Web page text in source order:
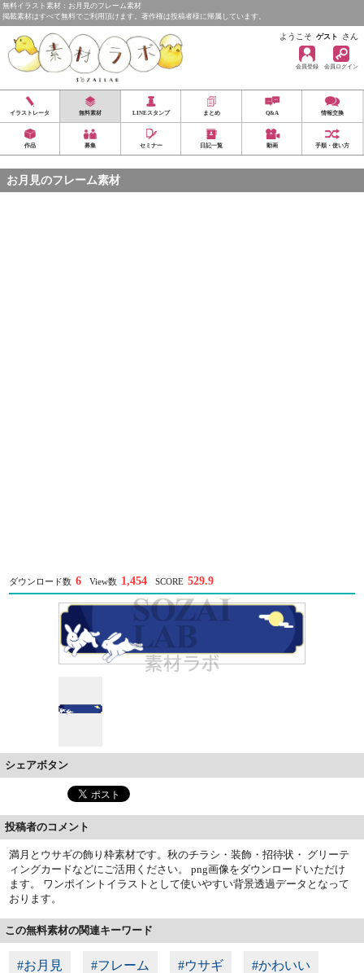
無料イラスト素材：お月見のフレーム素材
掲載素材はすべて無料でご利用頂けます。著作権は投稿者様に帰属しています。
ようこそ ゲスト さん
会員登録 会員ログイン
イラストレータ 無料素材 LINEスタンプ まとめ Q&A 情報交換
作品 募集 セミナー 日記一覧 動画 手順・使い方
お月見のフレーム素材
ダウンロード数 6 View数 1,454 SCORE 529.9
シェアボタン
投稿者のコメント
満月とウサギの飾り枠素材です。秋のチラシ・装飾・招待状・ グリーテ
ィングカードなどにご活用ください。 png画像をダウンロードいただけ
ます。 ワンポイントイラストとして使いやすい背景透過データとなって
おります。
この無料素材の関連キーワード
#お月見 #フレーム #ウサギ #かわいい